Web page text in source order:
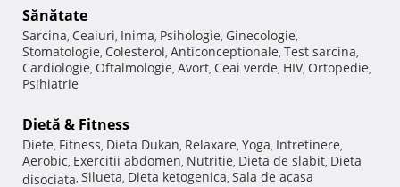
Sănătate
Sarcina, Ceaiuri, Inima, Psihologie, Ginecologie,
Stomatologie, Colesterol, Anticonceptionale, Test sarcina,
Cardiologie, Oftalmologie, Avort, Ceai verde, HIV, Ortopedie,
Psihiatrie
Dietă & Fitness
Diete, Fitness, Dieta Dukan, Relaxare, Yoga, Intretinere,
Aerobic, Exercitii abdomen, Nutritie, Dieta de slabit, Dieta
disociata, Silueta, Dieta ketogenica, Sala de acasa